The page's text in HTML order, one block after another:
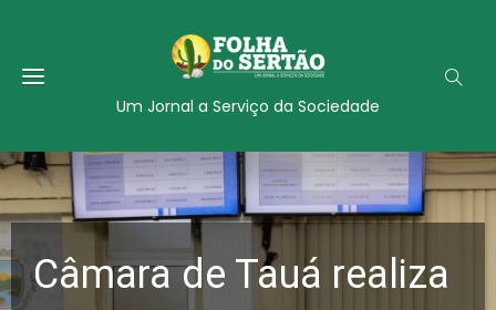
Um Jornal a Serviço da Sociedade
Câmara de Tauá realiza